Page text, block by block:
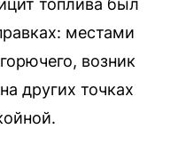
топлива был
местами
возник
других точках